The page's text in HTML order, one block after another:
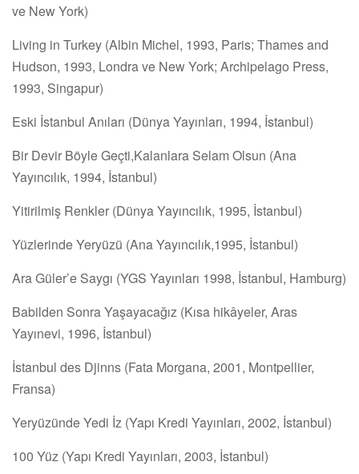
ve New York)
Living in Turkey (Albin Michel, 1993, Paris; Thames and
Hudson, 1993, Londra ve New York; Archipelago Press,
1993, Singapur)
Eski İstanbul Anıları (Dünya Yayınları, 1994, İstanbul)
Bir Devir Böyle Geçti,Kalanlara Selam Olsun (Ana
Yayıncılık, 1994, İstanbul)
Yitirilmiş Renkler (Dünya Yayıncılık, 1995, İstanbul)
Yüzlerinde Yeryüzü (Ana Yayıncılık,1995, İstanbul)
Ara Güler’e Saygı (YGS Yayınları 1998, İstanbul, Hamburg)
Babilden Sonra Yaşayacağız (Kısa hikâyeler, Aras
Yayınevi, 1996, İstanbul)
İstanbul des Djinns (Fata Morgana, 2001, Montpellier,
Fransa)
Yeryüzünde Yedi İz (Yapı Kredi Yayınları, 2002, İstanbul)
100 Yüz (Yapı Kredi Yayınları, 2003, İstanbul)